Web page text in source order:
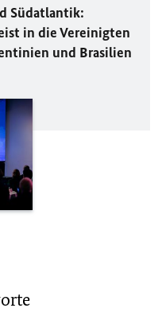
Südatlantik:
in die Vereinigten
und Brasilien